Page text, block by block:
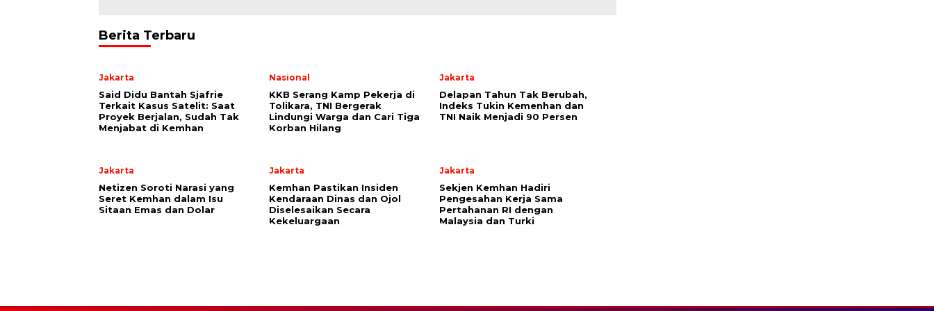
Berita Terbaru
Jakarta
Said Didu Bantah Sjafrie
Terkait Kasus Satelit: Saat
Proyek Berjalan, Sudah Tak
Menjabat di Kemhan
Nasional
KKB Serang Kamp Pekerja di
Tolikara, TNI Bergerak
Lindungi Warga dan Cari Tiga
Korban Hilang
Jakarta
Delapan Tahun Tak Berubah,
Indeks Tukin Kemenhan dan
TNI Naik Menjadi 90 Persen
Jakarta
Netizen Soroti Narasi yang
Seret Kemhan dalam Isu
Sitaan Emas dan Dolar
Jakarta
Kemhan Pastikan Insiden
Kendaraan Dinas dan Ojol
Diselesaikan Secara
Kekeluargaan
Jakarta
Sekjen Kemhan Hadiri
Pengesahan Kerja Sama
Pertahanan RI dengan
Malaysia dan Turki